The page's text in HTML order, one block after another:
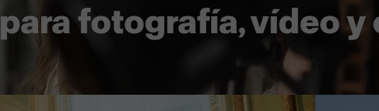
para fotografía, vídeo y